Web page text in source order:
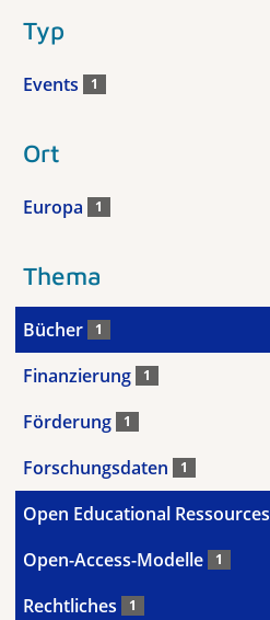
Typ
Events 1
Ort
Europa 1
Thema
Bücher 1
Finanzierung 1
Förderung 1
Forschungsdaten 1
Open Educational Ressources
Open-Access-Modelle 1
Rechtliches 1